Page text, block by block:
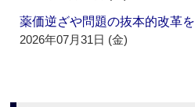
薬価逆ざや問題の抜本的改革を
2026年07月31日 (金)